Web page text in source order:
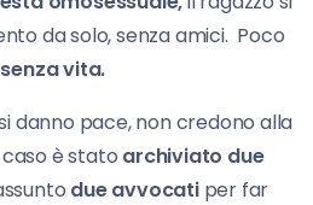
da solo, senza amici. Poco
vita.
danno pace, non credono alla
caso è stato archiviato due
due avvocatiper far